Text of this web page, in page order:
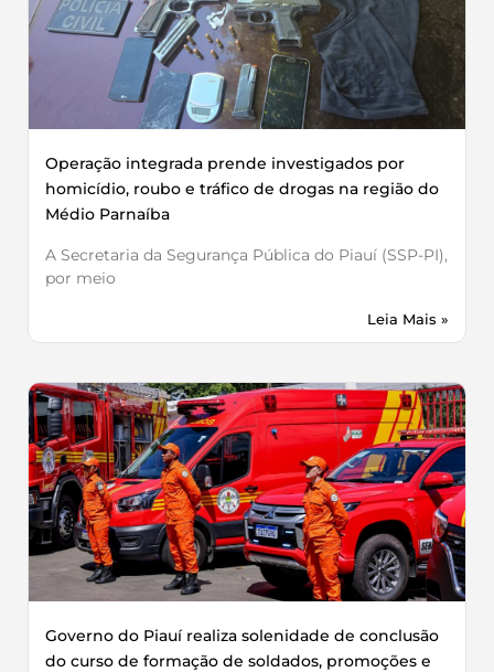
Operação integrada prende investigados por
homicídio, roubo e tráfico de drogas na região do
Médio Parnaíba
A Secretaria da Segurança Pública do Piauí (SSP-PI),
por meio
Leia Mais »
Governo do Piauí realiza solenidade de conclusão
do curso de formação de soldados, promoções e